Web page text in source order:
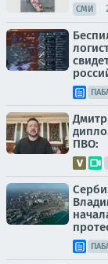
СМИ
ПВО: